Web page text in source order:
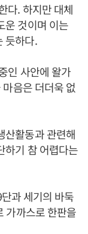
다. 하지만 대체
운 것이며 이는
듯하다.
인 사안에 왈가
음은 더더욱 없
산활동과 관련해
하기 참 어렵다는
과 세기의 바둑
가까스로 한판을